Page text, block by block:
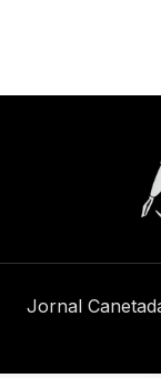
Jornal